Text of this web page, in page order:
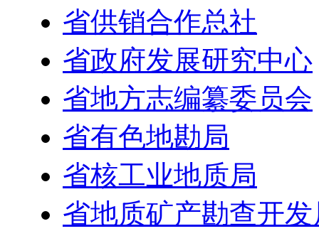
省供销合作总社
省政府发展研究中心
省地方志编纂委员会
省有色地勘局
省核工业地质局
省地质矿产勘查开发